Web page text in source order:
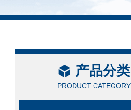
产品分类
PRODUCT CATEGORY